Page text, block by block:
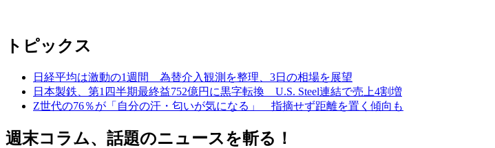
トピックス
日経平均は激動の1週間 為替介入観測を整理、3日の相場を展望
日本製鉄、第1四半期最終益752億円に黒字転換 U.S. Steel連結で売上4割増
Z世代の76％が「自分の汗・匂いが気になる」 指摘せず距離を置く傾向も
週末コラム、話題のニュースを斬る！